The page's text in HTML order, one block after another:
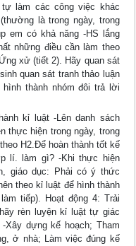
làm các công việc khác
là trong ngày, trong
em có khả năng -HS lắng
những điều cần làm theo
xử (tiết 2). Hãy quan sát
quan sát tranh thảo luận
thành nhóm đôi trả lời
kỉ luật -Lên danh sách
thực hiện trong ngày, trong
H2.Để hoàn thành tốt kế
lí. làm gì? -Khi thực hiện
giáo dục: Phải có ý thức
theo kỉ luật để hình thành
tiếp). Hoạt động 4: Trải
rèn luyện kỉ luật tự giác
dựng kế hoạch; Tham
ở nhà; Làm việc đúng kế